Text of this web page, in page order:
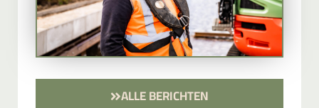
ALLE BERICHTEN